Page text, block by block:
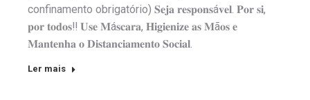
confinamento obrigatório) 𝐒𝐞𝐣𝐚 𝐫𝐞𝐬𝐩𝐨𝐧𝐬á𝐯𝐞𝐥. 𝐏𝐨𝐫 𝐬𝐢,
𝐩𝐨𝐫 𝐭𝐨𝐝𝐨𝐬‼️ 𝐔𝐬𝐞 𝐌á𝐬𝐜𝐚𝐫𝐚, 𝐇𝐢𝐠𝐢𝐞𝐧𝐢𝐳𝐞 𝐚𝐬 𝐌ã𝐨𝐬 𝐞
𝐌𝐚𝐧𝐭𝐞𝐧𝐡𝐚 𝐨 𝐃𝐢𝐬𝐭𝐚𝐧𝐜𝐢𝐚𝐦𝐞𝐧𝐭𝐨 𝐒𝐨𝐜𝐢𝐚𝐥.
Ler mais